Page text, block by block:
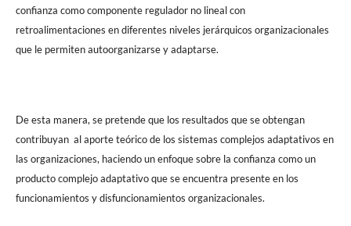
confianza como componente regulador no lineal con
retroalimentaciones en diferentes niveles jerárquicos organizacionales
que le permiten autoorganizarse y adaptarse.
De esta manera, se pretende que los resultados que se obtengan
contribuyan al aporte teórico de los sistemas complejos adaptativos en
las organizaciones, haciendo un enfoque sobre la confianza como un
producto complejo adaptativo que se encuentra presente en los
funcionamientos y disfuncionamientos organizacionales.